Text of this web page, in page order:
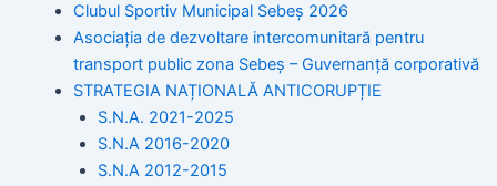
Clubul Sportiv Municipal Sebeș 2026
Asociația de dezvoltare intercomunitară pentru
transport public zona Sebeș – Guvernanță corporativă
STRATEGIA NAȚIONALĂ ANTICORUPȚIE
S.N.A. 2021-2025
S.N.A 2016-2020
S.N.A 2012-2015